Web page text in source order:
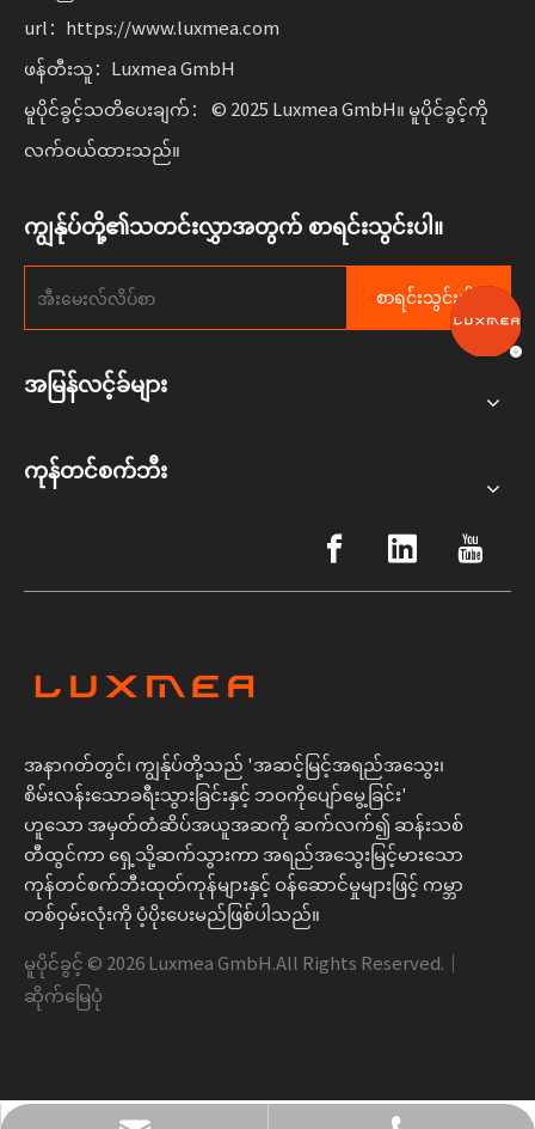
url：https://www.luxmea.com
ဖန်တီးသူ：Luxmea GmbH
မူပိုင်ခွင့်သတိပေးချက်： © 2025 Luxmea GmbH။ မူပိုင်ခွင့်ကို
လက်ဝယ်ထားသည်။
ကျွန်ုပ်တို့၏သတင်းလွှာအတွက် စာရင်းသွင်းပါ။
စာရင်းသွင်းပါ။
အမြန်လင့်ခ်များ
ကုန်တင်စက်ဘီး
အနာဂတ်တွင်၊ ကျွန်ုပ်တို့သည် 'အဆင့်မြင့်အရည်အသွေး၊
စိမ်းလန်းသောခရီးသွားခြင်းနှင့် ဘဝကိုပျော်မွေ့ခြင်း'
ဟူသော အမှတ်တံဆိပ်အယူအဆကို ဆက်လက်၍ ဆန်းသစ်
တီထွင်ကာ ရှေ့သို့ဆက်သွားကာ အရည်အသွေးမြင့်မားသော
ကုန်တင်စက်ဘီးထုတ်ကုန်များနှင့် ဝန်ဆောင်မှုများဖြင့် ကမ္ဘာ
တစ်ဝှမ်းလုံးကို ပံ့ပိုးပေးမည်ဖြစ်ပါသည်။
မူပိုင်ခွင့် © 2026Luxmea GmbH.All Rights Reserved.｜
ဆိုက်မြေပုံ